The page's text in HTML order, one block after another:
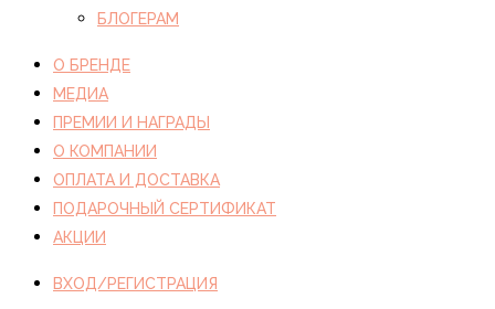
БЛОГЕРАМ
О БРЕНДЕ
МЕДИА
ПРЕМИИ И НАГРАДЫ
О КОМПАНИИ
ОПЛАТА И ДОСТАВКА
ПОДАРОЧНЫЙ СЕРТИФИКАТ
АКЦИИ
ВХОД/РЕГИСТРАЦИЯ